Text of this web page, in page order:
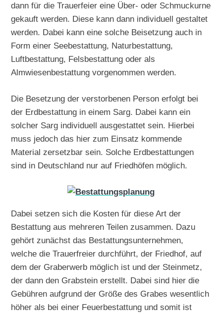
dann für die Trauerfeier eine Über- oder Schmuckurne
gekauft werden. Diese kann dann individuell gestaltet
werden. Dabei kann eine solche Beisetzung auch in
Form einer Seebestattung, Naturbestattung,
Luftbestattung, Felsbestattung oder als
Almwiesenbestattung vorgenommen werden.
Die Besetzung der verstorbenen Person erfolgt bei
der Erdbestattung in einem Sarg. Dabei kann ein
solcher Sarg individuell ausgestattet sein. Hierbei
muss jedoch das hier zum Einsatz kommende
Material zersetzbar sein. Solche Erdbestattungen
sind in Deutschland nur auf Friedhöfen möglich.
Dabei setzen sich die Kosten für diese Art der
Bestattung aus mehreren Teilen zusammen. Dazu
gehört zunächst das Bestattungsunternehmen,
welche die Trauerfreier durchführt, der Friedhof, auf
dem der Graberwerb möglich ist und der Steinmetz,
der dann den Grabstein erstellt. Dabei sind hier die
Gebühren aufgrund der Größe des Grabes wesentlich
höher als bei einer Feuerbestattung und somit ist